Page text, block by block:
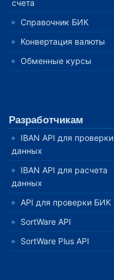
счета
Справочник БИК
Конвертация валюты
Обменные курсы
Разработчикам
IBAN API для проверки
данных
IBAN API для расчета
данных
API для проверки БИК
SortWare API
SortWare Plus API